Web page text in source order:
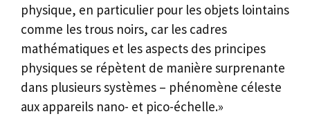
physique, en particulier pour les objets lointains
comme les trous noirs, car les cadres
mathématiques et les aspects des principes
physiques se répètent de manière surprenante
dans plusieurs systèmes – phénomène céleste
aux appareils nano- et pico-échelle.»